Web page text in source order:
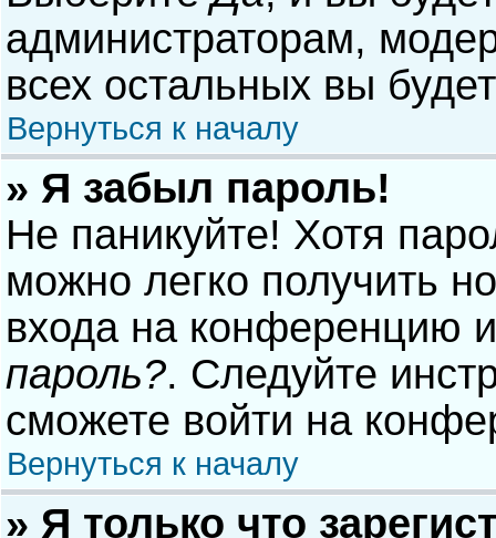
администраторам,
всех остальных вы
Вернуться к началу
» Я забыл пароль!
Не паникуйте! Хотя
можно легко получить
входа на конференцию
пароль?. Следуйте
сможете войти на
Вернуться к началу
» Я только что